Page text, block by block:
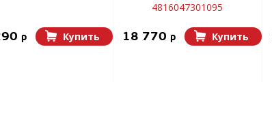
p Купить
4816047301095
18 770 p Купить